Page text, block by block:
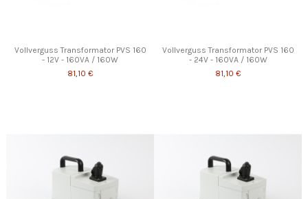
Vollverguss Transformator PVS 160
- 12V - 160VA / 160W
81,10 €
Vollverguss Transformator PVS 160
- 24V - 160VA / 160W
81,10 €